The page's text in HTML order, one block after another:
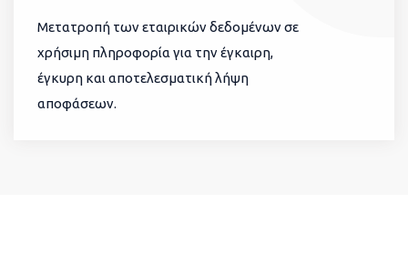
Μετατροπή των εταιρικών δεδομένων σε
χρήσιμη πληροφορία για την έγκαιρη,
έγκυρη και αποτελεσματική λήψη
αποφάσεων.